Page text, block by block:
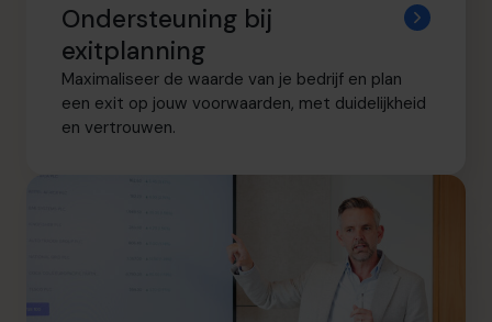
Ondersteuning bij
exitplanning
Maximaliseer de waarde van je bedrijf en plan
een exit op jouw voorwaarden, met duidelijkheid
en vertrouwen.